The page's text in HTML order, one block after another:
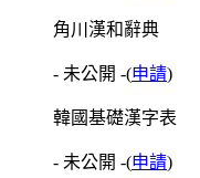
角川漢和辭典
- 未公開 -(申請)
韓國基礎漢字表
- 未公開 -(申請)